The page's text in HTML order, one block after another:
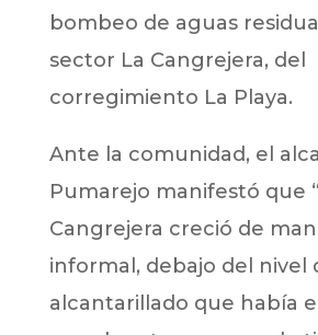
bombeo de aguas
sector La Cangrejera, del
corregimiento La Playa.
Ante la comunidad, el
Pumarejo manifestó que
Cangrejera creció de
informal, debajo del nivel
alcantarillado que había